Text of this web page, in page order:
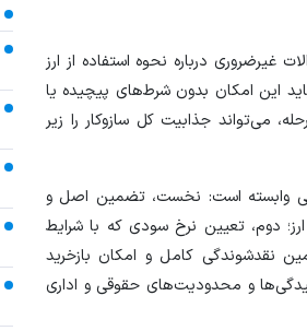
غیرضروری درباره نحوه استفاده از ارز
این امکان بدون شرط‌های پیچیده یا
می‌تواند جذابیت کل سازوکار را زیر
سرمایه‌گذاری ارزی به ۴ محور اصلی وابسته است: نخست، تضمین اصل و
دوم، تعیین نرخ سودی که با شرایط
نقدشوندگی کامل و امکان بازخرید
و محدودیت‌های حقوقی و اداری